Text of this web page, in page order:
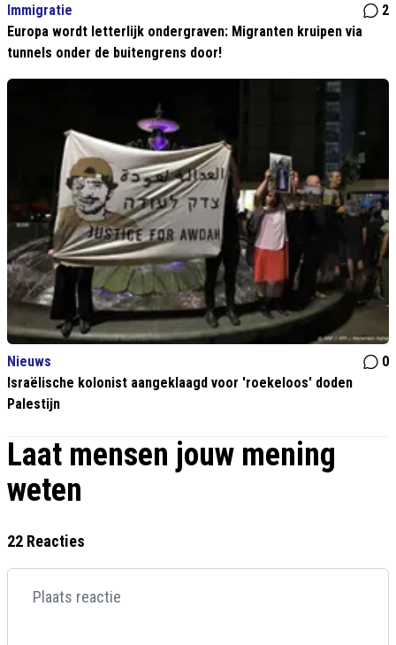
Immigratie
2
Europa wordt letterlijk ondergraven: Migranten kruipen via
tunnels onder de buitengrens door!
Nieuws
0
Israëlische kolonist aangeklaagd voor 'roekeloos' doden
Palestijn
Laat mensen jouw mening
weten
22 Reacties